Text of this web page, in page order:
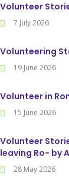
Volunteer
7 July 2026
Volunteering
19 June 2026
Volunteer in
15 June 2026
Volunteer
leaving Ro- by
28 May 2026